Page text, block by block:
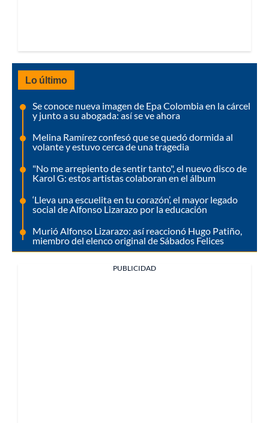
Lo último
Se conoce nueva imagen de Epa Colombia en la cárcel
y junto a su abogada: así se ve ahora
Melina Ramírez confesó que se quedó dormida al
volante y estuvo cerca de una tragedia
"No me arrepiento de sentir tanto", el nuevo disco de
Karol G: estos artistas colaboran en el álbum
‘Lleva una escuelita en tu corazón’, el mayor legado
social de Alfonso Lizarazo por la educación
Murió Alfonso Lizarazo: así reaccionó Hugo Patiño,
miembro del elenco original de Sábados Felices
PUBLICIDAD